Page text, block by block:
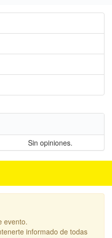
Sin opiniones.
evento.
informado de todas